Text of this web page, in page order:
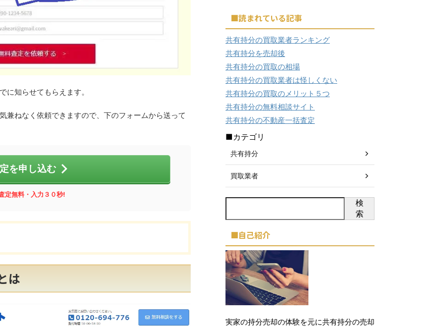
に知らせてもらえます。
兼ねなく依頼できますので、下のフォームから送って
を申し込む
定無料・入力３０秒!
は
■読まれている記事
共有持分の買取業者ランキング
共有持分を売却後
共有持分の買取の相場
共有持分の買取業者は怪しくない
共有持分の買取のメリット５つ
共有持分の無料相談サイト
共有持分の不動産一括査定
■カテゴリ
共有持分
買取業者
検
索
■自己紹介
実家の持分売却の体験を元に共有持分の売却